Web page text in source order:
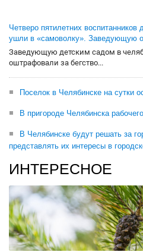
Четверо пятилетних воспитанников
ушли в «самоволку». Заведующую
Заведующую детским садом в
оштрафовали за бегство...
Поселок в Челябинске на сутки
В пригороде Челябинска
В Челябинске будут решать за
представлять их интересы в
ИНТЕРЕСНОЕ